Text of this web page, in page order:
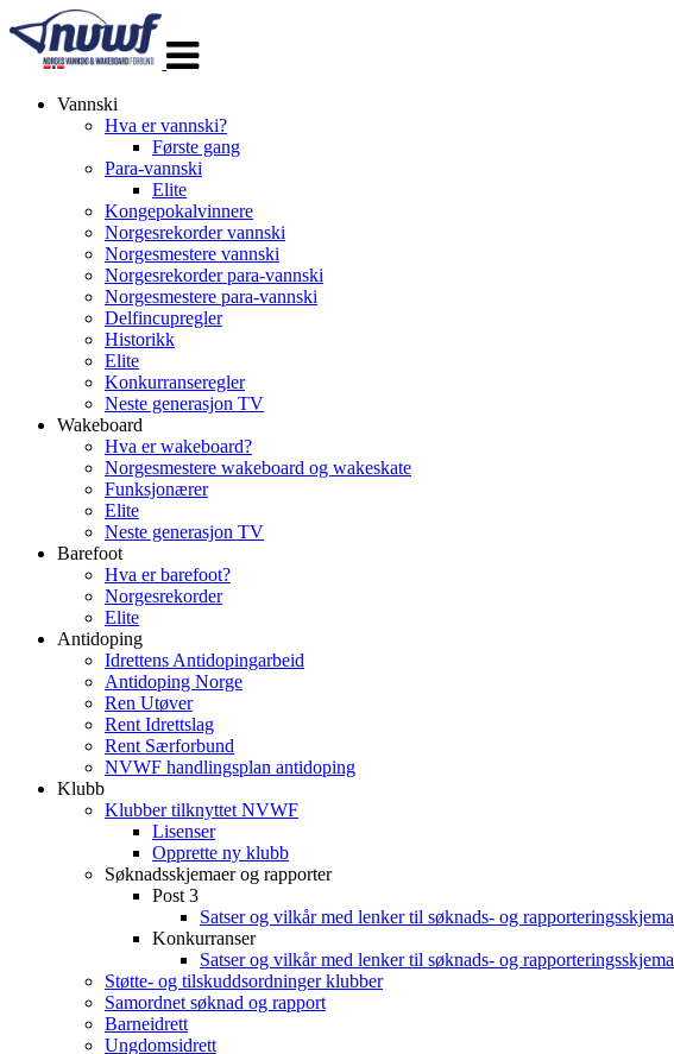
navigasjon
Vannski
Hva er vannski?
Første gang
Para-vannski
Elite
Kongepokalvinnere
Norgesrekorder vannski
Norgesmestere vannski
Norgesrekorder para-vannski
Norgesmestere para-vannski
Delfincupregler
Historikk
Elite
Konkurranseregler
Neste generasjon TV
Wakeboard
Hva er wakeboard?
Norgesmestere wakeboard og wakeskate
Funksjonærer
Elite
Neste generasjon TV
Barefoot
Hva er barefoot?
Norgesrekorder
Elite
Antidoping
Idrettens Antidopingarbeid
Antidoping Norge
Ren Utøver
Rent Idrettslag
Rent Særforbund
NVWF handlingsplan antidoping
Klubb
Klubber tilknyttet NVWF
Lisenser
Opprette ny klubb
Søknadsskjemaer og rapporter
Post 3
Satser og vilkår med lenker til søknads- og rapporteringsskjema
Konkurranser
Satser og vilkår med lenker til søknads- og rapporteringsskjema
Støtte- og tilskuddsordninger klubber
Samordnet søknad og rapport
Barneidrett
Ungdomsidrett